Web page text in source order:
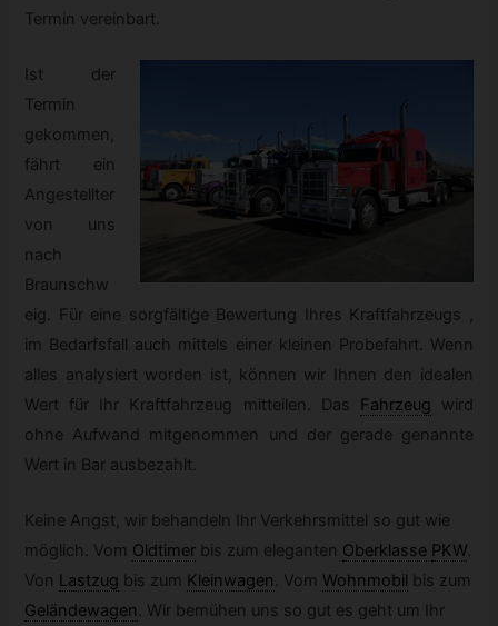
Termin vereinbart.
Ist der
Termin
gekommen,
fährt ein
Angestellter
von uns
nach
Braunschw
eig. Für eine sorgfältige Bewertung Ihres Kraftfahrzeugs ,
im Bedarfsfall auch mittels einer kleinen Probefahrt. Wenn
alles analysiert worden ist, können wir Ihnen den idealen
Wert für Ihr Kraftfahrzeug mitteilen. Das
Fahrzeug
wird
ohne Aufwand mitgenommen und der gerade genannte
Wert in Bar ausbezahlt.
Keine Angst, wir behandeln Ihr Verkehrsmittel so gut wie
möglich. Vom Oldtimer bis zum eleganten Oberklasse PKW.
Von Lastzug bis zum Kleinwagen. Vom Wohnmobil bis zum
Geländewagen. Wir bemühen uns so gut es geht um Ihr